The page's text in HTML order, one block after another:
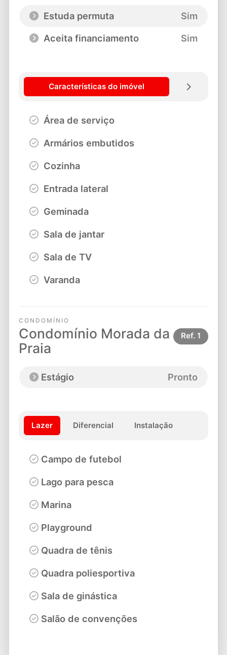
Estuda permuta
Sim
Aceita financiamento
Sim
Características do imóvel
Área de serviço
Armários embutidos
Cozinha
Entrada lateral
Geminada
Sala de jantar
Sala de TV
Varanda
CONDOMÍNIO
Condomínio Morada da
Praia
Ref. 1
Estágio Pronto
Lazer Diferencial Instalação
Campo de futebol
Lago para pesca
Marina
Playground
Quadra de tênis
Quadra poliesportiva
Sala de ginástica
Salão de convenções